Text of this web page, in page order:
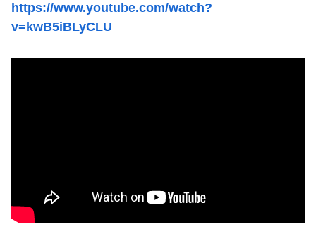
https://www.youtube.com/watch?
v=kwB5iBLyCLU